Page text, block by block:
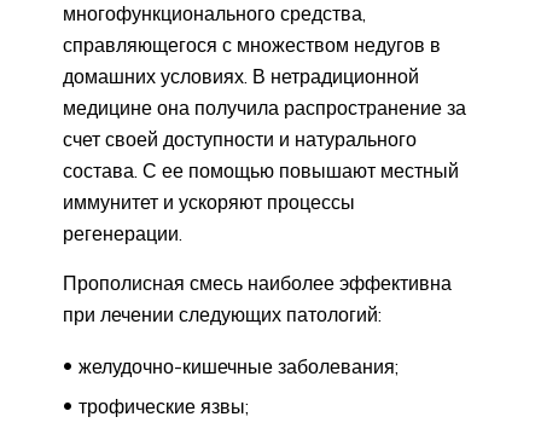
многофункционального средства,
справляющегося с множеством недугов в
домашних условиях. В нетрадиционной
медицине она получила распространение за
счет своей доступности и натурального
состава. С ее помощью повышают местный
иммунитет и ускоряют процессы
регенерации.
Прополисная смесь наиболее эффективна
при лечении следующих патологий:
желудочно-кишечные заболевания;
трофические язвы;